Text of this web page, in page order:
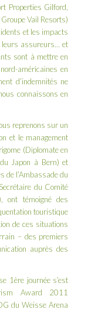
Properties Gilford,
Vail Resorts)
et les impacts
leurs assureurs… et
sont à mettre en
américaines en
d’indemnités ne
connaissons en
reprenons sur un
et le management
(Diplomate en
Japon à Bern) et
de l’Ambassade du
du Comité
ont témoigné des
touristique
de ces situations
– des premiers
auprès des
1ère journée s’est
Award 2011
du Weisse Arena